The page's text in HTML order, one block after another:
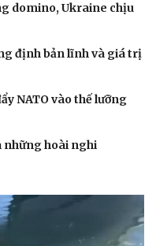
domino, Ukraine chịu
định bản lĩnh và giá trị
NATO vào thế lưỡng
những hoài nghi